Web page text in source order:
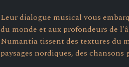
Leur dialogue musical vous
du monde et aux profondeurs de
Numantia tissent des textures du
paysages nordiques, des chansons